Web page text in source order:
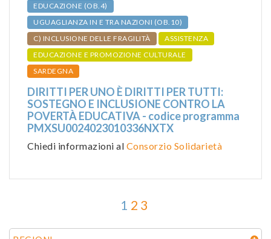
EDUCAZIONE (OB.4)
UGUAGLIANZA IN E TRA NAZIONI (OB.10)
C) INCLUSIONE DELLE FRAGILITÀ
ASSISTENZA
EDUCAZIONE E PROMOZIONE CULTURALE
SARDEGNA
DIRITTI PER UNO È DIRITTI PER TUTTI:
SOSTEGNO E INCLUSIONE CONTRO LA
POVERTÀ EDUCATIVA - codice programma
PMXSU0024023010336NXTX
Chiedi informazioni al Consorzio Solidarietà
1 2 3